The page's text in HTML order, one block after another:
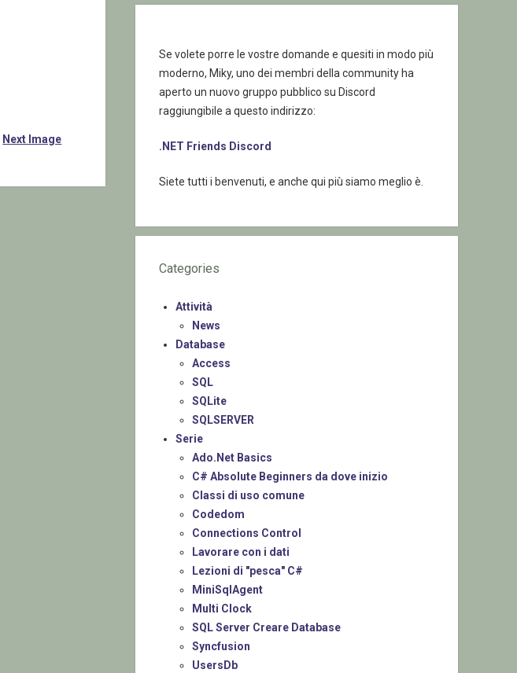
Next Image
Se volete porre le vostre domande e quesiti in modo più
moderno, Miky, uno dei membri della community ha
aperto un nuovo gruppo pubblico su Discord
raggiungibile a questo indirizzo:
.NET Friends Discord
Siete tutti i benvenuti, e anche qui più siamo meglio è.
Categories
Attività
News
Database
Access
SQL
SQLite
SQLSERVER
Serie
Ado.Net Basics
C# Absolute Beginners da dove inizio
Classi di uso comune
Codedom
Connections Control
Lavorare con i dati
Lezioni di "pesca" C#
MiniSqlAgent
Multi Clock
SQL Server Creare Database
Syncfusion
UsersDb